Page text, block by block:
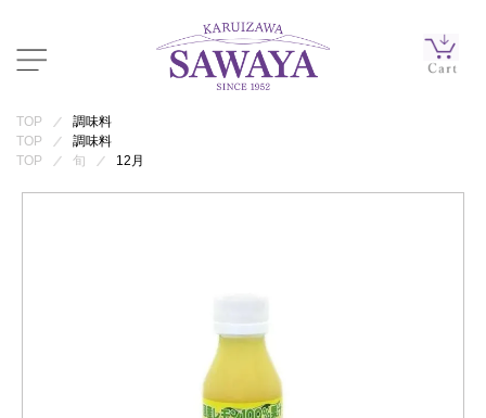
TOP
調味料
TOP
調味料
TOP
旬 12月